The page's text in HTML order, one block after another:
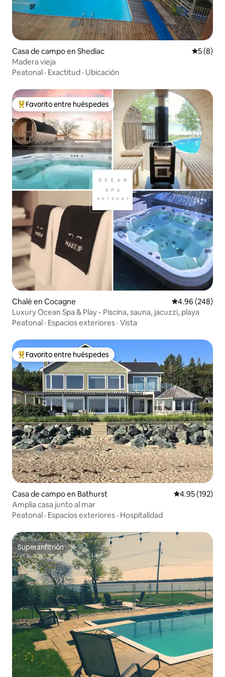
Casa de campo en Shediac
5 (8)
Madera vieja
Peatonal · Exactitud · Ubicación
Favorito entre huéspedes preferido
Favorito entre huéspedes
Chalé en Cocagne Calificación
4.96 (248)
Luxury Ocean Spa & Play - Piscina, sauna, jacuzzi, playa
Peatonal · Espacios exteriores · Vista
Favorito entre huéspedes preferido
Favorito entre huéspedes
Casa de campo en Bathurst Calificación
4.95 (192)
Amplia casa junto al mar
Peatonal · Espacios exteriores · Hospitalidad
Superanfitrión
Superanfitrión